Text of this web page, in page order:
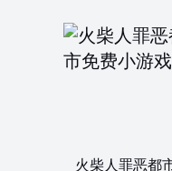
火柴人罪恶都